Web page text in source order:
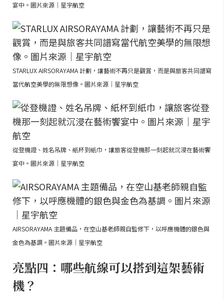
宴中。圖片來源｜星宇航空
STARLUX AIRSORAYAMA 計劃，讓藝術不再只是觀賞，而是與旅客共同譜寫
當代航空美學的無限想像。圖片來源｜星宇航空
從登機證、姓名吊牌、紙杯到紙巾，讓旅客從登機那一刻起就沉浸在藝術饗
宴中。圖片來源｜星宇航空
AIRSORAYAMA 主題備品，在空山基老師親自監修下，以呼應機體的銀色與
金色為基調。圖片來源｜星宇航空
亮點四：哪些航線可以搭到這架藝術
機？